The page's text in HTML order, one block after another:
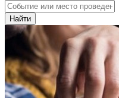
Найти